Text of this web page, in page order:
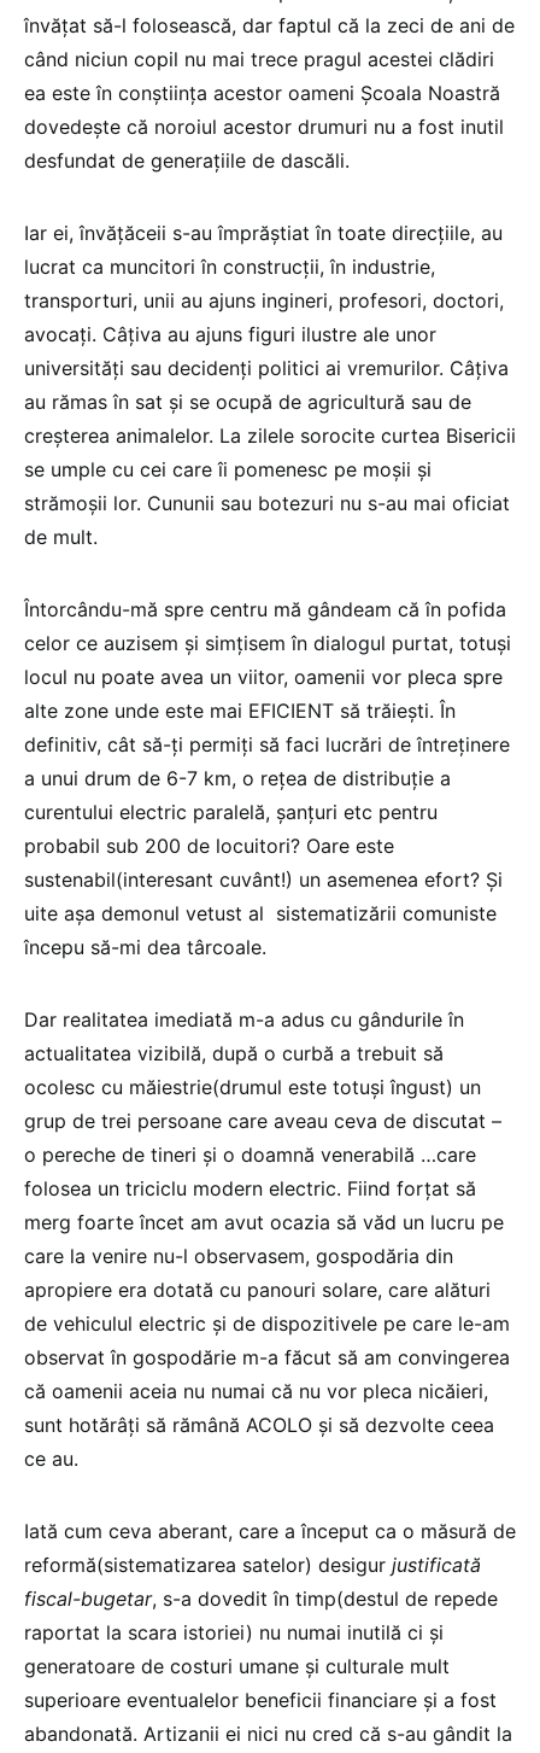
învățat să-l folosească, dar faptul că la zeci de ani de
când niciun copil nu mai trece pragul acestei clădiri
ea este în conștiința acestor oameni Școala Noastră
dovedește că noroiul acestor drumuri nu a fost inutil
desfundat de generațiile de dascăli.
Iar ei, învățăceii s-au împrăștiat în toate direcțiile, au
lucrat ca muncitori în construcții, în industrie,
transporturi, unii au ajuns ingineri, profesori, doctori,
avocați. Câțiva au ajuns figuri ilustre ale unor
universități sau decidenți politici ai vremurilor. Câțiva
au rămas în sat și se ocupă de agricultură sau de
creșterea animalelor. La zilele sorocite curtea Bisericii
se umple cu cei care îi pomenesc pe moșii și
strămoșii lor. Cununii sau botezuri nu s-au mai oficiat
de mult.
Întorcându-mă spre centru mă gândeam că în pofida
celor ce auzisem și simțisem în dialogul purtat, totuși
locul nu poate avea un viitor, oamenii vor pleca spre
alte zone unde este mai EFICIENT să trăiești. În
definitiv, cât să-ți permiți să faci lucrări de întreținere
a unui drum de 6-7 km, o rețea de distribuție a
curentului electric paralelă, șanțuri etc pentru
probabil sub 200 de locuitori? Oare este
sustenabil(interesant cuvânt!) un asemenea efort? Și
uite așa demonul vetust al sistematizării comuniste
începu să-mi dea târcoale.
Dar realitatea imediată m-a adus cu gândurile în
actualitatea vizibilă, după o curbă a trebuit să
ocolesc cu măiestrie(drumul este totuși îngust) un
grup de trei persoane care aveau ceva de discutat –
o pereche de tineri și o doamnă venerabilă …care
folosea un triciclu modern electric. Fiind forțat să
merg foarte încet am avut ocazia să văd un lucru pe
care la venire nu-l observasem, gospodăria din
apropiere era dotată cu panouri solare, care alături
de vehiculul electric și de dispozitivele pe care le-am
observat în gospodărie m-a făcut să am convingerea
că oamenii aceia nu numai că nu vor pleca nicăieri,
sunt hotărâți să rămână ACOLO și să dezvolte ceea
ce au.
Iată cum ceva aberant, care a început ca o măsură de
reformă(sistematizarea satelor) desigur justificată
fiscal-bugetar, s-a dovedit în timp(destul de repede
raportat la scara istoriei) nu numai inutilă ci și
generatoare de costuri umane și culturale mult
superioare eventualelor beneficii financiare și a fost
abandonată. Artizanii ei nici nu cred că s-au gândit la